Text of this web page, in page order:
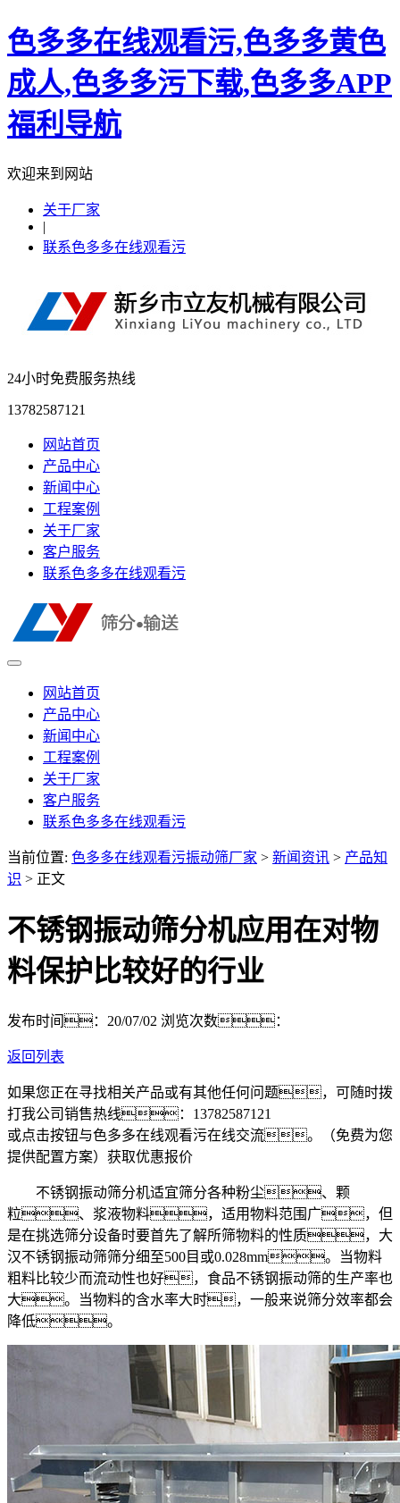
色多多在线观看污,色多多黄色
成人,色多多污下载,色多多APP
福利导航
欢迎来到网站
关于厂家
|
联系色多多在线观看污
24小时免费服务热线
13782587121
网站首页
产品中心
新闻中心
工程案例
关于厂家
客户服务
联系色多多在线观看污
网站首页
产品中心
新闻中心
工程案例
关于厂家
客户服务
联系色多多在线观看污
当前位置: 色多多在线观看污振动筛厂家 > 新闻资讯 > 产品知
识 > 正文
不锈钢振动筛分机应用在对物
料保护比较好的行业
发布时间：20/07/02 浏览次数：
返回列表
如果您正在寻找相关产品或有其他任何问题，可随时拨
打我公司销售热线： 13782587121
或点击按钮与色多多在线观看污在线交流。（免费为您
提供配置方案） 获取优惠报价
不锈钢振动筛分机适宜筛分各种粉尘、颗
粒、浆液物料，适用物料范围广，但
是在挑选筛分设备时要首先了解所筛物料的性质，大
汉不锈钢振动筛筛分细至500目或0.028mm。当物料
粗料比较少而流动性也好，食品不锈钢振动筛的生产率也
大。当物料的含水率大时，一般来说筛分效率都会
降低。